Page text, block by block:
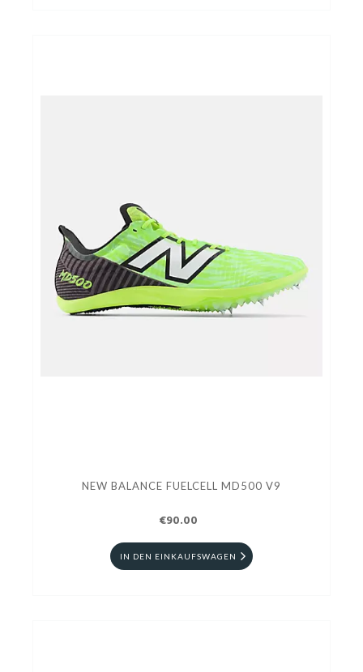
NEW BALANCE FUELCELL MD500 V9
€90.00
IN DEN EINKAUFSWAGEN